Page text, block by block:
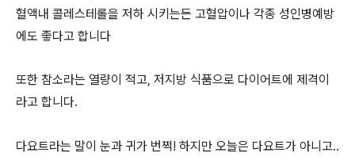
혈액내 콜레스테롤을 저하 시키는든 고혈압이나 각종 성인병예방
에도 좋다고 합니다
또한 참소라는 열량이 적고, 저지방 식품으로 다이어트에 제격이
라고 합니다.
다요트라는 말이 눈과 귀가 번쩍! 하지만 오늘은 다요트가 아니고..